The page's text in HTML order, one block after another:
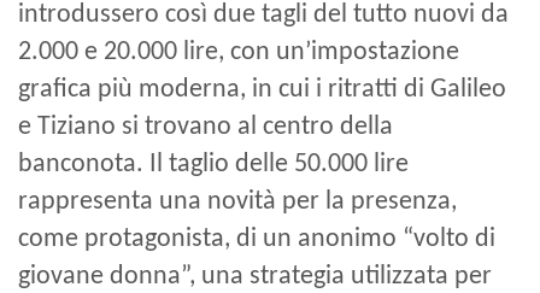
introdussero così due tagli del tutto nuovi da
2.000 e 20.000 lire, con un’impostazione
grafica più moderna, in cui i ritratti di Galileo
e Tiziano si trovano al centro della
banconota. Il taglio delle 50.000 lire
rappresenta una novità per la presenza,
come protagonista, di un anonimo “volto di
giovane donna”, una strategia utilizzata per